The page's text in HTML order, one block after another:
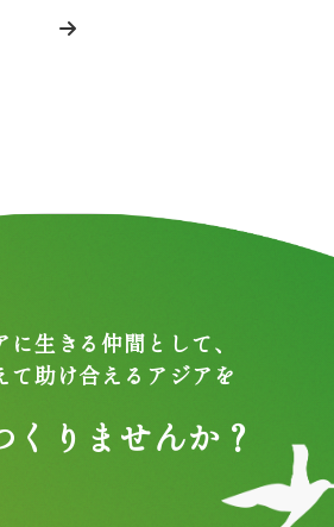
生きる仲間として、
て助け合えるアジアを
くりませんか？